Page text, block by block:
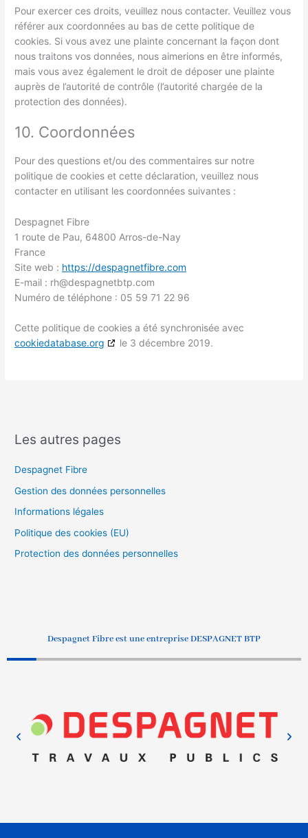
Pour exercer ces droits, veuillez nous contacter. Veuillez vous
référer aux coordonnées au bas de cette politique de
cookies. Si vous avez une plainte concernant la façon dont
nous traitons vos données, nous aimerions en être informés,
mais vous avez également le droit de déposer une plainte
auprès de l’autorité de contrôle (l’autorité chargée de la
protection des données).
10. Coordonnées
Pour des questions et/ou des commentaires sur notre
politique de cookies et cette déclaration, veuillez nous
contacter en utilisant les coordonnées suivantes :
Despagnet Fibre
1 route de Pau, 64800 Arros-de-Nay
France
Site web : https://despagnetfibre.com
E-mail : rh@despagnetbtp.com
Numéro de téléphone : 05 59 71 22 96
Cette politique de cookies a été synchronisée avec
cookiedatabase.org
le 3 décembre 2019.
Les autres pages
Despagnet Fibre
Gestion des données personnelles
Informations légales
Politique des cookies (EU)
Protection des données personnelles
Despagnet Fibre est une entreprise DESPAGNET BTP